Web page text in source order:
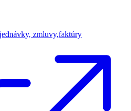
zmluvy,faktúry